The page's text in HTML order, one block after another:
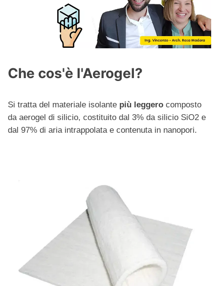
Che cos'è l'Aerogel?
Si tratta del materiale isolante più leggero composto
da aerogel di silicio, costituito dal 3% da silicio SiO2 e
dal 97% di aria intrappolata e contenuta in nanopori.